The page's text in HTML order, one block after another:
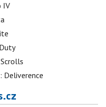
IV
Deliverence